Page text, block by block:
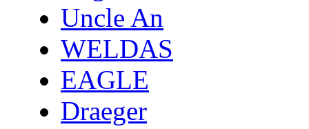
Uncle An
WELDAS
EAGLE
Draeger